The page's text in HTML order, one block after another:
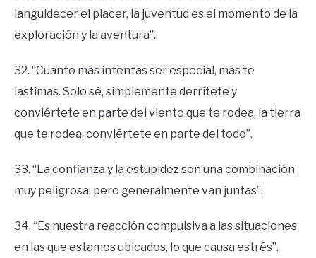
languidecer el placer, la juventud es el momento de la
exploración y la aventura”.
32. “Cuanto más intentas ser especial, más te
lastimas. Solo sé, simplemente derrítete y
conviértete en parte del viento que te rodea, la tierra
que te rodea, conviértete en parte del todo”.
33. “La confianza y la estupidez son una combinación
muy peligrosa, pero generalmente van juntas”.
34. “Es nuestra reacción compulsiva a las situaciones
en las que estamos ubicados, lo que causa estrés”.